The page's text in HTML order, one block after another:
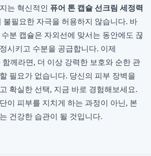
는 혁신적인 퓨어 톤 캡슐 선크림 세정력
불필요한 자극을 허용하지 않습니다. 바
분 캡슐은 자외선에 맞서는 동안에도 끊
시키고 수분을 공급합니다. 이제
함께라면, 더 이상 강력한 보호와 순한 관
필요가 없습니다. 당신의 피부 장벽을
확실한 선택, 지금 바로 경험해보세요.
이 피부를 지치게 하는 과정이 아닌, 본
건강한 습관이 될 것입니다.